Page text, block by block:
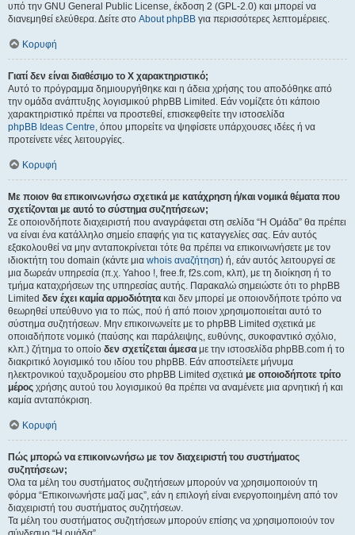
υπό την GNU General Public License, έκδοση 2 (GPL-2.0) και μπορεί να
διανεμηθεί ελεύθερα. Δείτε στο About phpBB για περισσότερες λεπτομέρειες.
Κορυφή
Γιατί δεν είναι διαθέσιμο το Χ χαρακτηριστικό;
Αυτό το πρόγραμμα δημιουργήθηκε και η άδεια χρήσης του αποδόθηκε από
την ομάδα ανάπτυξης λογισμικού phpBB Limited. Εάν νομίζετε ότι κάποιο
χαρακτηριστικό πρέπει να προστεθεί, επισκεφθείτε την ιστοσελίδα
phpBB Ideas Centre, όπου μπορείτε να ψηφίσετε υπάρχουσες ιδέες ή να
προτείνετε νέες λειτουργίες.
Κορυφή
Με ποιον θα επικοινωνήσω σχετικά με κατάχρηση ή/και νομικά θέματα που
σχετίζονται με αυτό το σύστημα συζητήσεων;
Σε οποιονδήποτε διαχειριστή που αναγράφεται στη σελίδα “Η Ομάδα” θα πρέπει
να είναι ένα κατάλληλο σημείο επαφής για τις καταγγελίες σας. Εάν αυτός
εξακολουθεί να μην ανταποκρίνεται τότε θα πρέπει να επικοινωνήσετε με τον
ιδιοκτήτη του domain (κάντε μια whois αναζήτηση) ή, εάν αυτός λειτουργεί σε
μια δωρεάν υπηρεσία (π.χ. Yahoo !, free.fr, f2s.com, κλπ), με τη διοίκηση ή το
τμήμα καταχρήσεων της υπηρεσίας αυτής. Παρακαλώ σημειώστε ότι το phpBB
Limited δεν έχει καμία αρμοδιότητα και δεν μπορεί με οποιονδήποτε τρόπο να
θεωρηθεί υπεύθυνο για το πώς, πού ή από ποιον χρησιμοποιείται αυτό το
σύστημα συζητήσεων. Μην επικοινωνείτε με το phpBB Limited σχετικά με
οποιαδήποτε νομικό (παύσης και παράλειψης, ευθύνης, συκοφαντικό σχόλιο,
κλπ.) ζήτημα το οποίο δεν σχετίζεται άμεσα με την ιστοσελίδα phpBB.com ή το
διακριτικό λογισμικό του ιδίου του phpBB. Εάν αποστείλετε μήνυμα
ηλεκτρονικού ταχυδρομείου στο phpBB Limited σχετικά με οποιοδήποτε τρίτο
μέρος χρήσης αυτού του λογισμικού θα πρέπει να αναμένετε μια αρνητική ή και
καμία ανταπόκριση.
Κορυφή
Πώς μπορώ να επικοινωνήσω με τον διαχειριστή του συστήματος
συζητήσεων;
Όλα τα μέλη του συστήματος συζητήσεων μπορούν να χρησιμοποιούν τη
φόρμα “Επικοινωνήστε μαζί μας”, εάν η επιλογή είναι ενεργοποιημένη από τον
διαχειριστή του συστήματος συζητήσεων.
Τα μέλη του συστήματος συζητήσεων μπορούν επίσης να χρησιμοποιούν τον